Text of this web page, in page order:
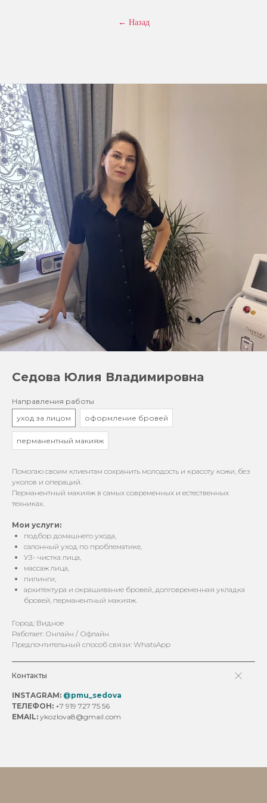
← Назад
Седова Юлия Владимировна
Направления работы
уход за лицом
оформление бровей
перманентный макияж
Помогаю своим клиентам сохранить молодость и красоту кожи, без
уколов и операций.
Перманентный макияж в самых современных и естественных
техниках.
Мои услуги:
подбор домашнего ухода,
салонный уход по проблематике,
УЗ- чистка лица,
массаж лица,
пилинги,
архитектура и окрашивание бровей, долговременная укладка
бровей, перманентный макияж.
Город: Видное
Работает: Онлайн / Офлайн
Предпочтительный способ связи: WhatsApp
Контакты
INSTAGRAM: @pmu_sedova
ТЕЛЕФОН: +7 919 727 75 56
EMAIL: ykozlova8@gmail.com